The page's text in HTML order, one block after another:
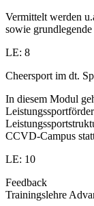
Vermittelt werden
sowie
LE: 8
Cheersport im dt.
In diesem Modul
CCVD-Campus
LE: 10
Feedback
Trainingslehre